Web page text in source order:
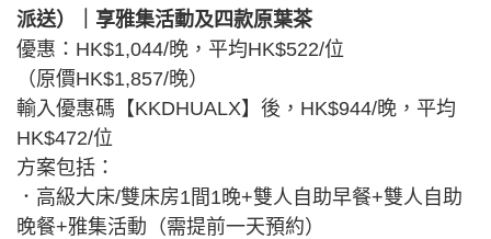
派送）｜享雅集活動及四款原葉茶
優惠：HK$1,044/晚，平均HK$522/位
（原價HK$1,857/晚）
輸入優惠碼【KKDHUALX】後，HK$944/晚，平均
HK$472/位
方案包括：
．高級大床/雙床房1間1晚+雙人自助早餐+雙人自助
晚餐+雅集活動（需提前一天預約）